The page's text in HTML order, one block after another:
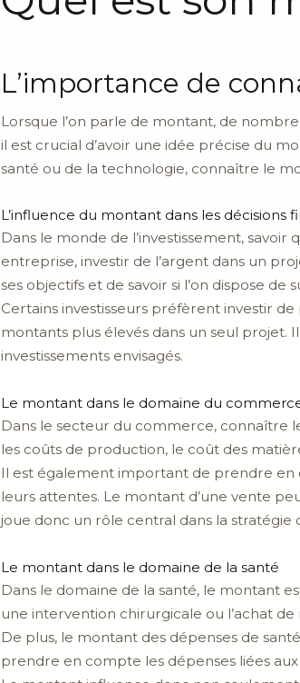
L’importance de
Lorsque l’on parle de montant, de
il est crucial d’avoir une idée précise du
santé ou de la technologie, connaître le
L’influence du montant dans les décisions
Dans le monde de l’investissement,
entreprise, investir de l’argent dans un
ses objectifs et de savoir si l’on dispose
Certains investisseurs préfèrent investir
montants plus élevés dans un seul projet.
investissements envisagés.
Le montant dans le domaine du
Dans le secteur du commerce, connaître
les coûts de production, le coût des
Il est également important de prendre en
leurs attentes. Le montant d’une vente
joue donc un rôle central dans la stratégie
Le montant dans le domaine de la santé
Dans le domaine de la santé, le montant
une intervention chirurgicale ou l’achat
De plus, le montant des dépenses de
prendre en compte les dépenses liées